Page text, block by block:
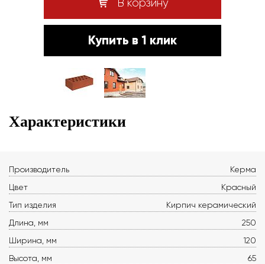
В корзину
Купить в 1 клик
Характеристики
Производитель
Керма
Цвет
Красный
Тип изделия
Кирпич керамический
Длина, мм
250
Ширина, мм
120
Высота, мм
65